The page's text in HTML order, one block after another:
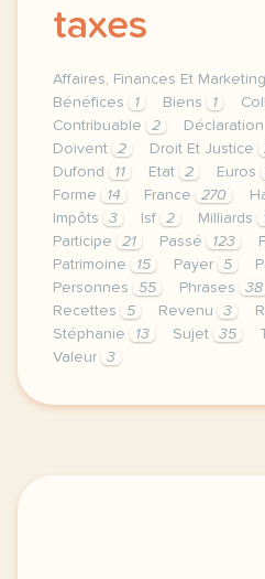
taxes
Affaires, Finances Et Marketing
Bénéfices
1 Biens 1
Contribuable
2 Déclaration
Doivent
2 Droit Et Justice
Dufond
11 Etat 2 Euros
Forme
14 France 270
Impôts
3 Isf 2 Milliards
Participe
21 Passé 123
Patrimoine
15 Payer 5
Personnes
55 Phrases 38
Recettes
5 Revenu 3
Stéphanie
13 Sujet 35
Valeur
3
theme affaires